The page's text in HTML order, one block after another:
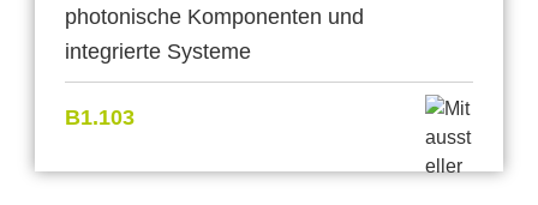
photonische Komponenten und
integrierte Systeme
B1.103